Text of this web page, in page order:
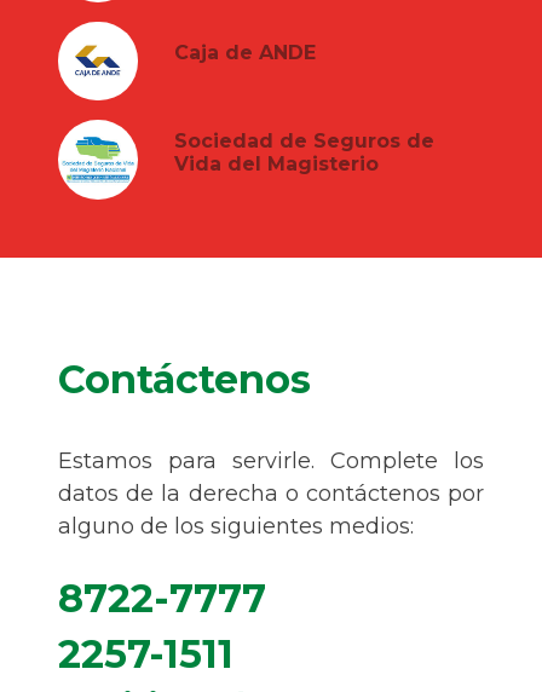
Caja de ANDE
Sociedad de Seguros de
Vida del Magisterio
Contáctenos
Estamos para servirle. Complete los
datos de la derecha o contáctenos por
alguno de los siguientes medios:
8722-7777
2257-1511